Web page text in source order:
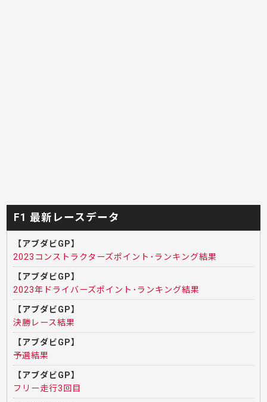
F1 最新レースデータ
【アブダビGP】
2023コンストラクターズポイント･ランキング結果
【アブダビGP】
2023年ドライバーズポイント･ランキング結果
【アブダビGP】
決勝レース結果
【アブダビGP】
予選結果
【アブダビGP】
フリー走行3回目